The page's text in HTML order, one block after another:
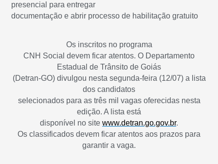
presencial para entregar
documentação e abrir processo de habilitação gratuito
Os inscritos no programa
CNH Social devem ficar atentos. O Departamento
Estadual de Trânsito de Goiás
(Detran-GO) divulgou nesta segunda-feira (12/07) a lista
dos candidatos
selecionados para as três mil vagas oferecidas nesta
edição. A lista está
disponível no site www.detran.go.gov.br.
Os classificados devem ficar atentos aos prazos para
garantir a vaga.